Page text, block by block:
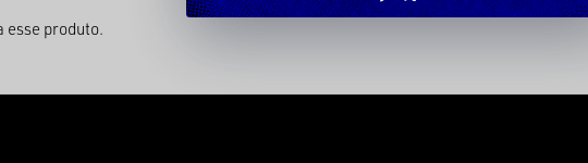
esse produto.